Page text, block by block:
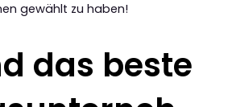
gewählt zu haben!
das beste